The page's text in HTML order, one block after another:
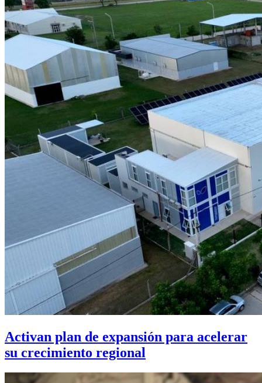
Activan plan de expansión para acelerar
su crecimiento regional